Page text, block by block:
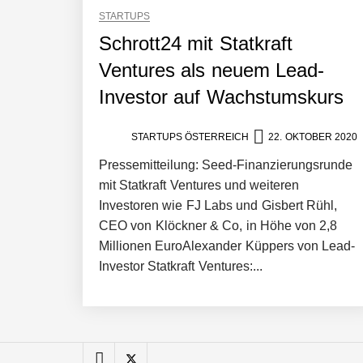
STARTUPS
Schrott24 mit Statkraft
Ventures als neuem Lead-
Investor auf Wachstumskurs
STARTUPS ÖSTERREICH 22. OKTOBER 2020
Pressemitteilung: Seed-Finanzierungsrunde
mit Statkraft Ventures und weiteren
Investoren wie FJ Labs und Gisbert Rühl,
CEO von Klöckner & Co, in Höhe von 2,8
Millionen EuroAlexander Küppers von Lead-
Investor Statkraft Ventures:...
Manuel Messner von Mazing
Mazing: Verwandelt statische 2D-
Büroabenteuer Haas im Employer
Michelle Haas von Büroabenteuer